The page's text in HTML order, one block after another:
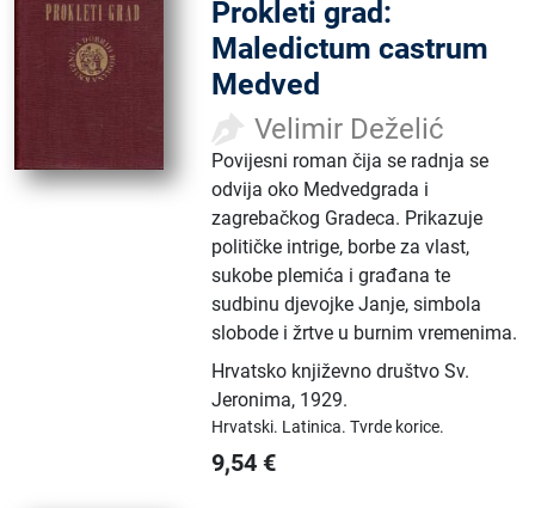
Prokleti grad:
Maledictum castrum
Medved
Velimir Deželić
Povijesni roman čija se radnja se
odvija oko Medvedgrada i
zagrebačkog Gradeca. Prikazuje
političke intrige, borbe za vlast,
sukobe plemića i građana te
sudbinu djevojke Janje, simbola
slobode i žrtve u burnim vremenima.
Hrvatsko književno društvo Sv.
Jeronima, 1929.
Hrvatski. Latinica.Tvrde korice.
9,54 €